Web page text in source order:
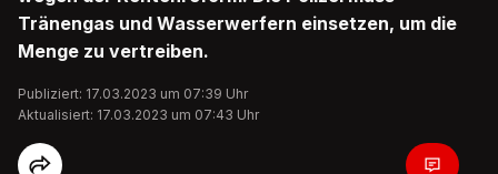
Tränengas und Wasserwerfern einsetzen, um die
Menge zu vertreiben.
Publiziert: 17.03.2023 um 07:39 Uhr
Aktualisiert: 17.03.2023 um 07:43 Uhr